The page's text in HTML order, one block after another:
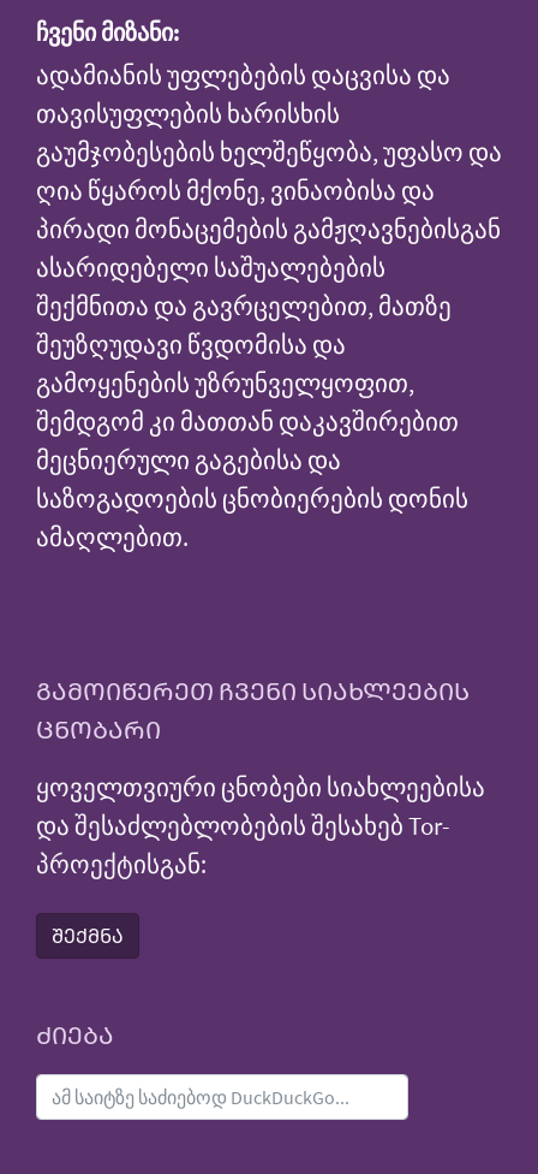
ჩვენი მიზანი:
ადამიანის უფლებების დაცვისა და
თავისუფლების ხარისხის
გაუმჯობესების ხელშეწყობა, უფასო და
ღია წყაროს მქონე, ვინაობისა და
პირადი მონაცემების გამჟღავნებისგან
ასარიდებელი საშუალებების
შექმნითა და გავრცელებით, მათზე
შეუზღუდავი წვდომისა და
გამოყენების უზრუნველყოფით,
შემდგომ კი მათთან დაკავშირებით
მეცნიერული გაგებისა და
საზოგადოების ცნობიერების დონის
ამაღლებით.
ᲒᲐᲛᲝᲘᲬᲔᲠᲔᲗ ᲩᲕᲔᲜᲘ ᲡᲘᲐᲮᲚᲔᲔᲑᲘᲡ
ᲪᲜᲝᲑᲐᲠᲘ
ყოველთვიური ცნობები სიახლეებისა
და შესაძლებლობების შესახებ Tor-
პროექტისგან:
ᲨᲔᲥᲛᲜᲐ
ᲫᲘᲔᲑᲐ